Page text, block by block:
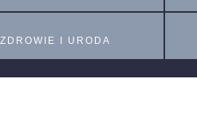
ZDROWIE I URODA